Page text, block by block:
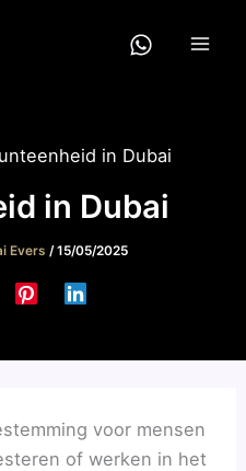
in Dubai
in Dubai
Evers /15/05/2025
voor mensen
of werken in het